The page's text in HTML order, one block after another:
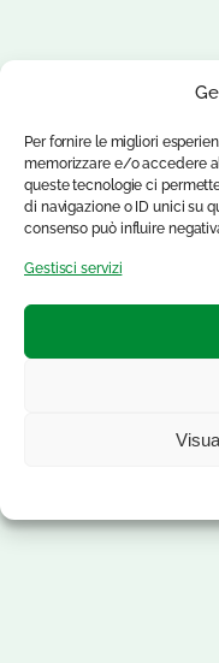
Per fornire le migliori
memorizzare e/o accedere
queste tecnologie ci
di navigazione o ID unici su
consenso può influire
Gestisci servizi